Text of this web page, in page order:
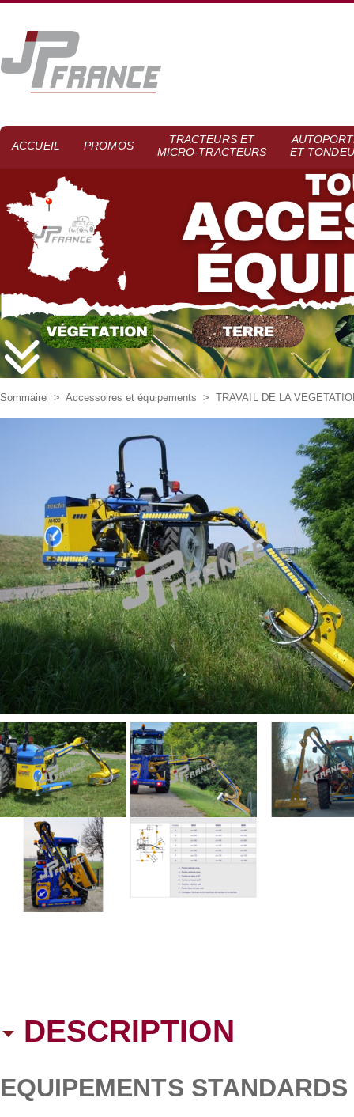
ACCUEIL PROMOS
TRACTEURS ET
MICRO-TRACTEURS
ET
Sommaire > Accessoires et équipements >TRAVAIL DE LA
DESCRIPTION
EQUIPEMENTS